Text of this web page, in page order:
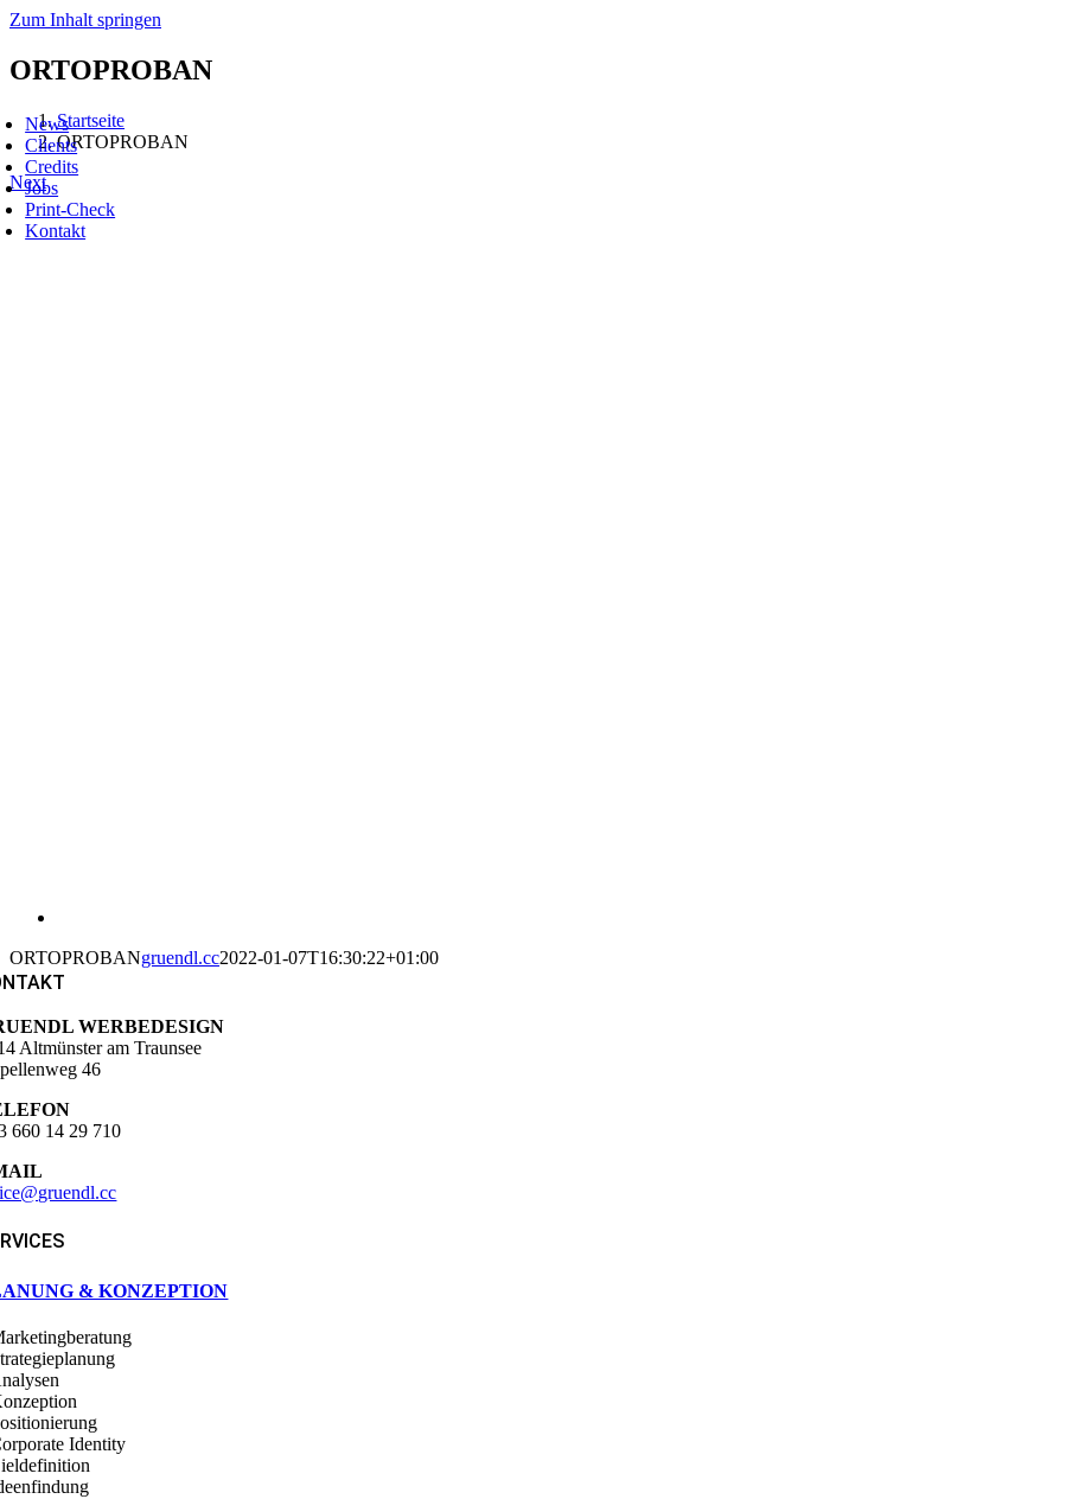
Zum Inhalt springen
News
Clients
Credits
Jobs
Print-Check
Kontakt
ORTOPROBAN
Startseite
ORTOPROBAN
Next
ORTOPROBANgruendl.cc2022-01-07T16:30:22+01:00
WERBEDESIGN
Altmünster am Traunsee
46
660 14 29 710
& KONZEPTION
Identity